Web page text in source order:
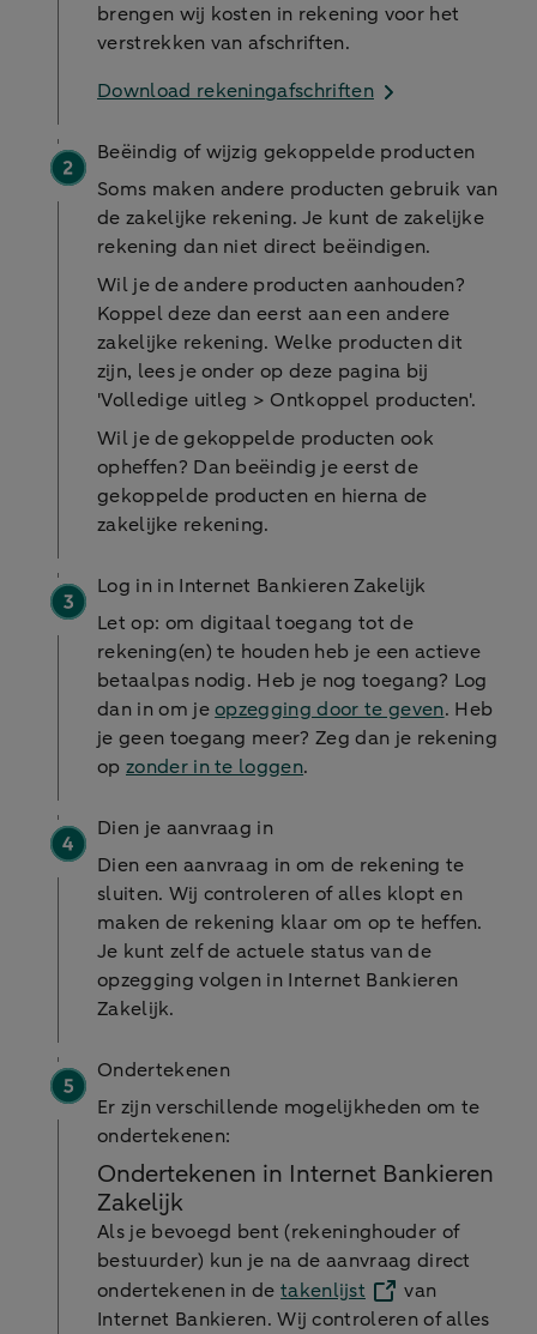
brengen wij kosten in rekening voor het
verstrekken van afschriften.
Download rekeningafschriften
Beëindig of wijzig gekoppelde producten
Soms maken andere producten gebruik van
de zakelijke rekening. Je kunt de zakelijke
rekening dan niet direct beëindigen.
Wil je de andere producten aanhouden?
Koppel deze dan eerst aan een andere
zakelijke rekening. Welke producten dit
zijn, lees je onder op deze pagina bij
'Volledige uitleg > Ontkoppel producten'.
Wil je de gekoppelde producten ook
opheffen? Dan beëindig je eerst de
gekoppelde producten en hierna de
zakelijke rekening.
Log in in Internet Bankieren Zakelijk
Let op: om digitaal toegang tot de
rekening(en) te houden heb je een actieve
betaalpas nodig. Heb je nog toegang? Log
dan in om jeopzegging door te geven. Heb
je geen toegang meer? Zeg dan je rekening
op zonder in te loggen.
Dien je aanvraag in
Dien een aanvraag in om de rekening te
sluiten. Wij controleren of alles klopt en
maken de rekening klaar om op te heffen.
Je kunt zelf de actuele status van de
opzegging volgen in Internet Bankieren
Zakelijk.
Ondertekenen
Er zijn verschillende mogelijkheden om te
ondertekenen:
Ondertekenen in Internet Bankieren
Zakelijk
Als je bevoegd bent (rekeninghouder of
bestuurder) kun je na de aanvraag direct
ondertekenen in detakenlijst
van
Internet Bankieren. Wij controleren of alles